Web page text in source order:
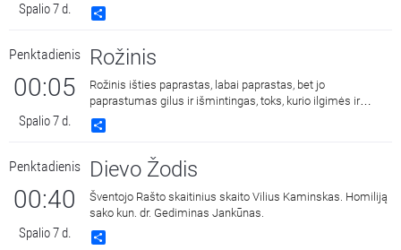
Spalio 7 d.
Penktadienis
00:05
Spalio 7 d.
Rožinis
Rožinis išties paprastas, labai paprastas, bet jo
paprastumas gilus ir išmintingas, toks, kurio ilgimės ir
kuriame randame ramybę.
Penktadienis
00:40
Spalio 7 d.
Dievo Žodis
Šventojo Rašto skaitinius skaito Vilius Kaminskas. Homiliją
sako kun. dr. Gediminas Jankūnas.